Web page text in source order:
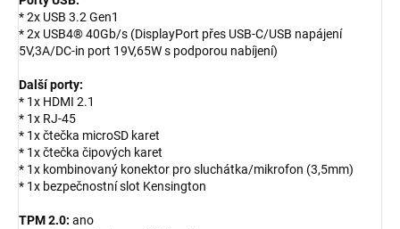
* 2x USB 3.2 Gen1
* 2x USB4® 40Gb/s (DisplayPort přes USB-C/USB napájení
5V,3A/DC-in port 19V,65W s podporou nabíjení)
Další porty:
* 1x HDMI 2.1
* 1x RJ-45
* 1x čtečka microSD karet
* 1x čtečka čipových karet
* 1x kombinovaný konektor pro sluchátka/mikrofon (3,5mm)
* 1x bezpečnostní slot Kensington
TPM 2.0: ano